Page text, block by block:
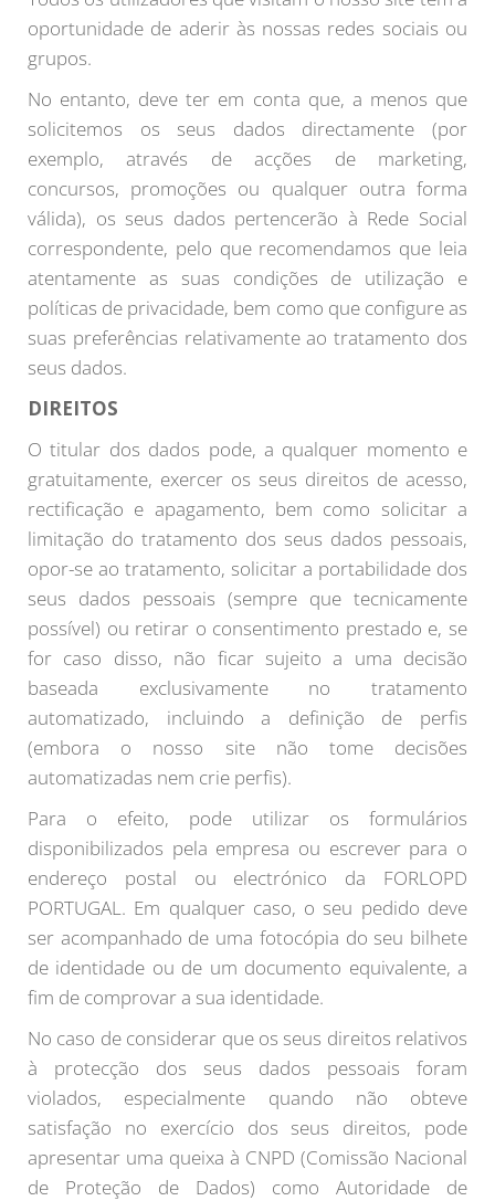
oportunidade de aderir às nossas redes sociais ou
grupos.
No entanto, deve ter em conta que, a menos que
solicitemos os seus dados directamente (por
exemplo, através de acções de marketing,
concursos, promoções ou qualquer outra forma
válida), os seus dados pertencerão à Rede Social
correspondente, pelo que recomendamos que leia
atentamente as suas condições de utilização e
políticas de privacidade, bem como que configure as
suas preferências relativamente ao tratamento dos
seus dados.
DIREITOS
O titular dos dados pode, a qualquer momento e
gratuitamente, exercer os seus direitos de acesso,
rectificação e apagamento, bem como solicitar a
limitação do tratamento dos seus dados pessoais,
opor-se ao tratamento, solicitar a portabilidade dos
seus dados pessoais (sempre que tecnicamente
possível) ou retirar o consentimento prestado e, se
for caso disso, não ficar sujeito a uma decisão
baseada exclusivamente no tratamento
automatizado, incluindo a definição de perfis
(embora o nosso site não tome decisões
automatizadas nem crie perfis).
Para o efeito, pode utilizar os formulários
disponibilizados pela empresa ou escrever para o
endereço postal ou electrónico da FORLOPD
PORTUGAL. Em qualquer caso, o seu pedido deve
ser acompanhado de uma fotocópia do seu bilhete
de identidade ou de um documento equivalente, a
fim de comprovar a sua identidade.
No caso de considerar que os seus direitos relativos
à protecção dos seus dados pessoais foram
violados, especialmente quando não obteve
satisfação no exercício dos seus direitos, pode
apresentar uma queixa à CNPD (Comissão Nacional
de Proteção de Dados) como Autoridade de